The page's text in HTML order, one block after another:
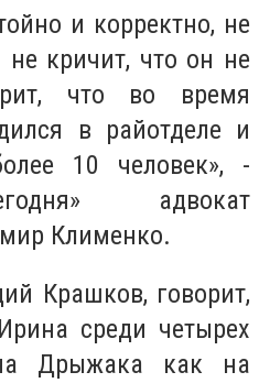
и корректно, не
не кричит, что он не
что во время
в райотделе и
10 человек», -
адвокат
Клименко.
Крашков, говорит,
среди четырех
Дрыжака как на